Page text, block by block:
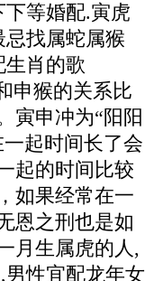
等婚配.寅虎
忌找属蛇属猴
生肖的歌
申猴的关系比
寅申冲为“阳阳
起时间长了会
起的时间比较
如果经常在一
恩之刑也是如
月生属虎的人,
性宜配龙年女